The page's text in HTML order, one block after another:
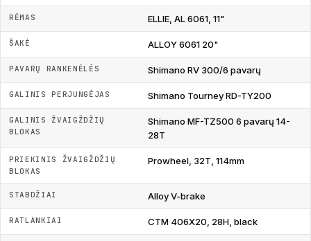
RĖMAS ELLIE, AL 6061, 11"
ŠAKĖ ALLOY 6061 20"
PAVARŲ RANKENĖLĖS Shimano RV 300/6 pavarų
GALINIS PERJUNGĖJAS Shimano Tourney RD-TY200
GALINIS ŽVAIGŽDŽIŲ
BLOKAS
Shimano MF-TZ500 6 pavarų 14-
28T
PRIEKINIS ŽVAIGŽDŽIŲ
BLOKAS
Prowheel, 32T, 114mm
STABDŽIAI Alloy V-brake
RATLANKIAI CTM 406X20, 28H, black